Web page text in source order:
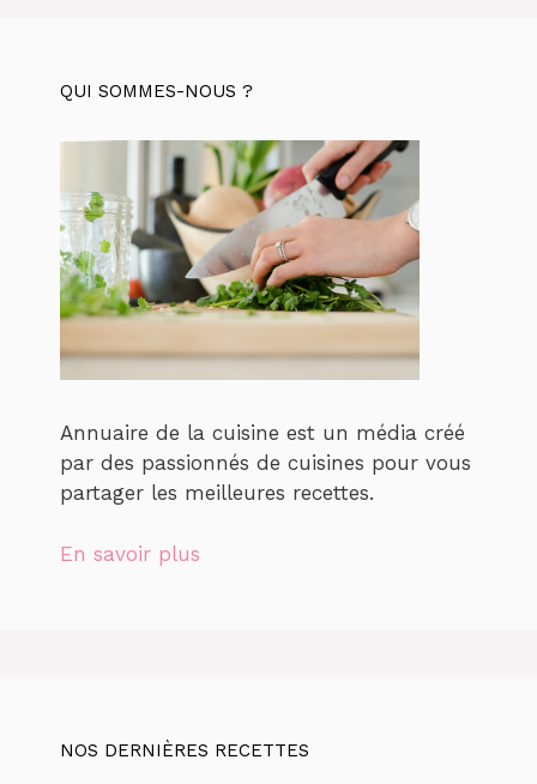
QUI SOMMES-NOUS ?
Annuaire de la cuisine est un média créé
par des passionnés de cuisines pour vous
partager les meilleures recettes.
En savoir plus
NOS DERNIÈRES RECETTES